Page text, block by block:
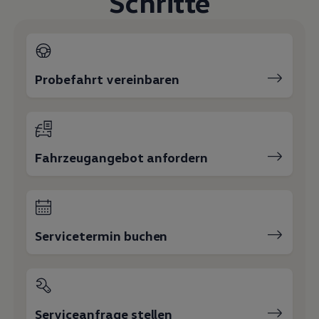
Volkswagen R
Probefahrt vereinbaren
Fahrzeugangebot anfordern
Servicetermin buchen
Serviceanfrage stellen